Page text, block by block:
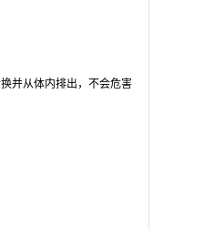
并从体内排出，不会危害